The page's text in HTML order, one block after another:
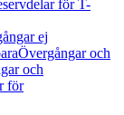
för T-
ej
Övergångar och
och
för